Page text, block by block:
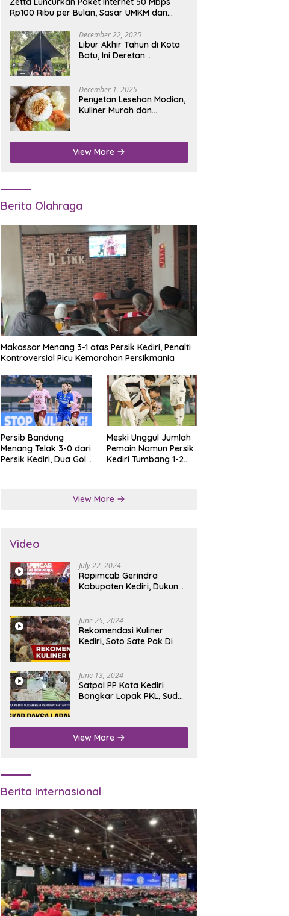
Rp100 Ribu per Bulan, Sasar UMKM dan
December 22, 2025
Libur Akhir Tahun di Kota
Batu, Ini Deretan
December 1, 2025
Penyetan Lesehan Modian,
Kuliner Murah dan
Nganjuk
View More
Berita Olahraga
Makassar Menang 3-1 atas Persik Kediri, Penalti
Kontroversial Picu Kemarahan Persikmania
Persib Bandung
Menang Telak 3-0 dari
Persik Kediri, Dua Gol
Meski Unggul Jumlah
Pemain Namun Persik
Kediri Tumbang 1-2
View More
Video
July 22, 2024
Rapimcab Gerindra
Kabupaten Kediri, Dukung
June 25, 2024
Rekomendasi Kuliner
Kediri, Soto Sate Pak Di
June 13, 2024
Satpol PP Kota Kediri
Bongkar Lapak PKL, Sudah
View More
Berita Internasional